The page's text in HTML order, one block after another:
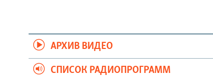
АРХИВ ВИДЕО
СПИСОК РАДИОПРОГРАММ